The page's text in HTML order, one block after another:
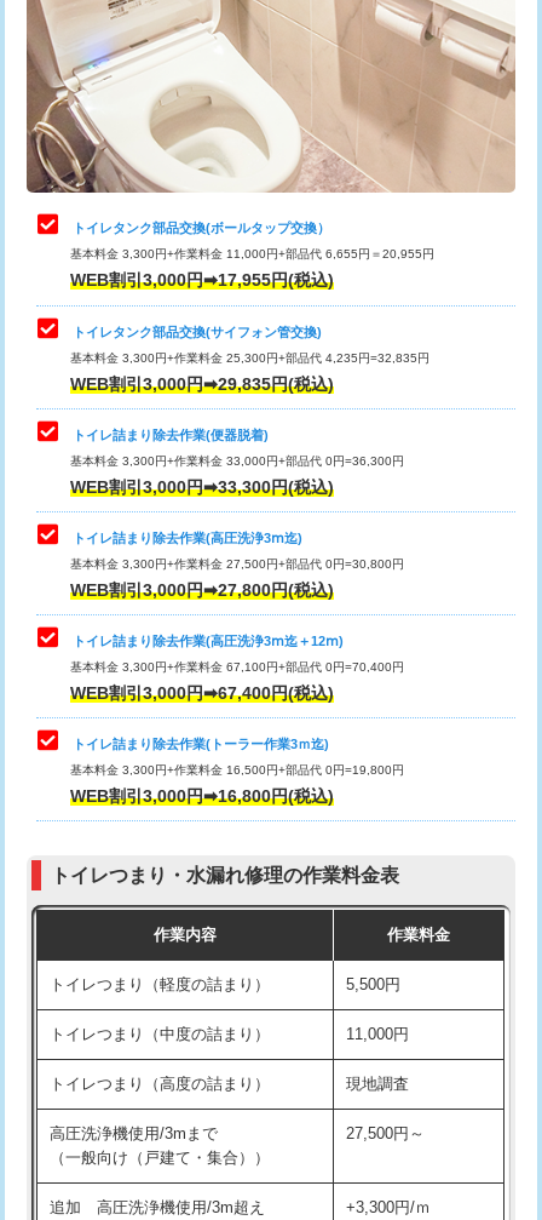
トイレタンク部品交換(ボールタップ交換）
基本料金 3,300円+作業料金 11,000円+部品代 6,655円＝20,955円
WEB割引3,000円➡17,955円(税込)
トイレタンク部品交換(サイフォン管交換)
基本料金 3,300円+作業料金 25,300円+部品代 4,235円=32,835円
WEB割引3,000円➡29,835円(税込)
トイレ詰まり除去作業(便器脱着)
基本料金 3,300円+作業料金 33,000円+部品代 0円=36,300円
WEB割引3,000円➡33,300円(税込)
トイレ詰まり除去作業(高圧洗浄3ⅿ迄)
基本料金 3,300円+作業料金 27,500円+部品代 0円=30,800円
WEB割引3,000円➡27,800円(税込)
トイレ詰まり除去作業(高圧洗浄3ⅿ迄＋12ⅿ)
基本料金 3,300円+作業料金 67,100円+部品代 0円=70,400円
WEB割引3,000円➡67,400円(税込)
トイレ詰まり除去作業(トーラー作業3ｍ迄)
基本料金 3,300円+作業料金 16,500円+部品代 0円=19,800円
WEB割引3,000円➡16,800円(税込)
トイレつまり・水漏れ修理の作業料金表
作業内容 作業料金
トイレつまり（軽度の詰まり） 5,500円
トイレつまり（中度の詰まり） 11,000円
トイレつまり（高度の詰まり） 現地調査
高圧洗浄機使用/3mまで
（一般向け（戸建て・集合））
27,500円～
追加 高圧洗浄機使用/3m超え
+3,300円/ｍ